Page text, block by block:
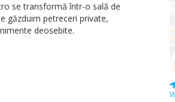
se transformă într-o sală de
găzduim petreceri private,
deosebite.